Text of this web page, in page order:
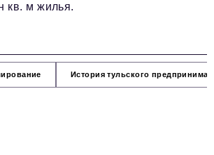
кв. м жилья.
История тульского